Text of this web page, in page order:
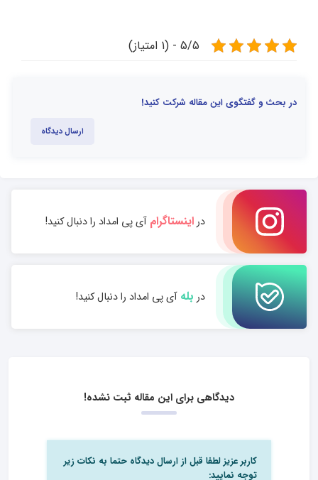
5/5 - (1 امتیاز)
در بحث و گفتگوی این مقاله شرکت کنید!
ارسال دیدگاه
دراینستاگرامآی پی امداد را دنبال کنید!
در بلهآی پی امداد را دنبال کنید!
دیدگاهی برای این مقاله ثبت نشده!
کاربر عزیز لطفا قبل از ارسال دیدگاه حتما به نکات زیر
توجه نمایید: